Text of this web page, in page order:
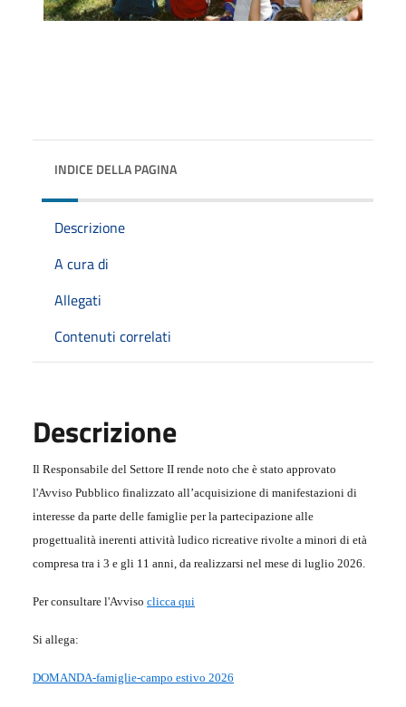
INDICE DELLA PAGINA
Descrizione
A cura di
Allegati
Contenuti correlati
Descrizione
Il Responsabile del Settore II rende noto che è stato approvato
l'Avviso Pubblico finalizzato all’acquisizione di manifestazioni di
interesse da parte delle famiglie per la partecipazione alle
progettualità inerenti attività ludico ricreative rivolte a minori di età
compresa tra i 3 e gli 11 anni, da realizzarsi nel mese di luglio 2026.
Per consultare l'Avviso clicca qui
Si allega:
DOMANDA-famiglie-campo estivo 2026